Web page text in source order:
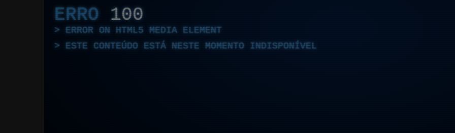
ERRO 100
ERROR ON HTML5 MEDIA ELEMENT
ESTE CONTEÚDO ESTÁ NESTE MOMENTO INDISPONÍVEL